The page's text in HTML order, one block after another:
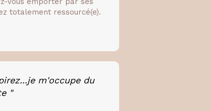
totalement ressourcé(e).
m'occupe du
"